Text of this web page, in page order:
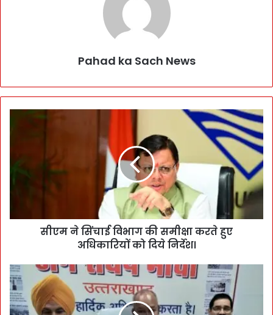
Pahad ka Sach News
सीएम ने सिंचाई विभाग की समीक्षा करते हुए
अधिकारियों को दिये निर्देश।